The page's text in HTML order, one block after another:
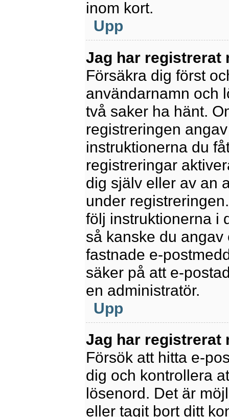
inom kort.
Upp
Jag har registrerat
Försäkra dig först
användarnamn och
två saker ha hänt.
registreringen
instruktionerna du
registreringar
dig själv eller av an
under
följ instruktionerna i
så kanske du
fastnade e-
säker på att e-
en administratör.
Upp
Jag har registrerat
Försök att hitta e-
dig och kontrollera
lösenord. Det är
eller tagit bort ditt